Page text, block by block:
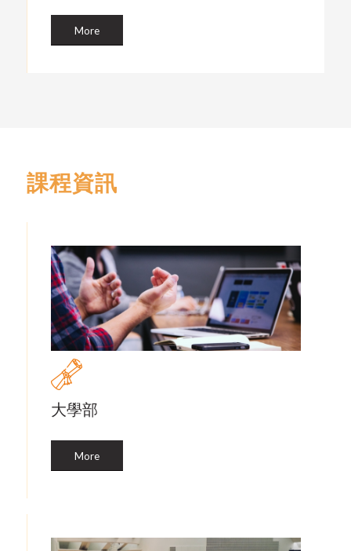
More
課程資訊
大學部
More